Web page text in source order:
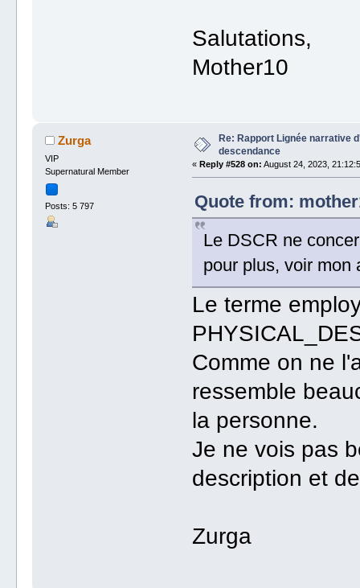
Salutations,
Mother10
Zurga
VIP
Supernatural Member
Posts: 5 797
Re: Rapport Lignée narrative
descendance
« Reply #528 on: August 24, 2023,
Quote from:
Le DSCR ne
pour plus, voir mon
Le terme
Comme on ne
ressemble
la personne.
Je ne vois pas
description et
Zurga